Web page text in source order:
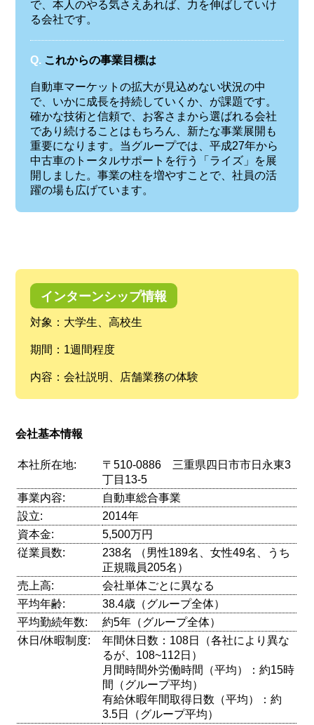
で、本人のやる気さえあれば、力を伸ばしていけ
る会社です。
Q. これからの事業目標は
自動車マーケットの拡大が見込めない状況の中
で、いかに成長を持続していくか、が課題です。
確かな技術と信頼で、お客さまから選ばれる会社
であり続けることはもちろん、新たな事業展開も
重要になります。当グループでは、平成27年から
中古車のトータルサポートを行う「ライズ」を展
開しました。事業の柱を増やすことで、社員の活
躍の場も広げています。
インターンシップ情報
対象：大学生、高校生
期間：1週間程度
内容：会社説明、店舗業務の体験
会社基本情報
本社所在地:
〒510-0886 三重県四日市市日永東3
丁目13-5
事業内容:
自動車総合事業
設立:
2014年
資本金:
5,500万円
従業員数:
238名 （男性189名、女性49名、うち
正規職員205名）
売上高:
会社単体ごとに異なる
平均年齢:
38.4歳（グループ全体）
平均勤続年数:
約5年（グループ全体）
休日/休暇制度:
年間休日数：108日（各社により異な
るが、108~112日）
月間時間外労働時間（平均）：約15時
間（グループ平均）
有給休暇年間取得日数（平均）：約
3.5日（グループ平均）